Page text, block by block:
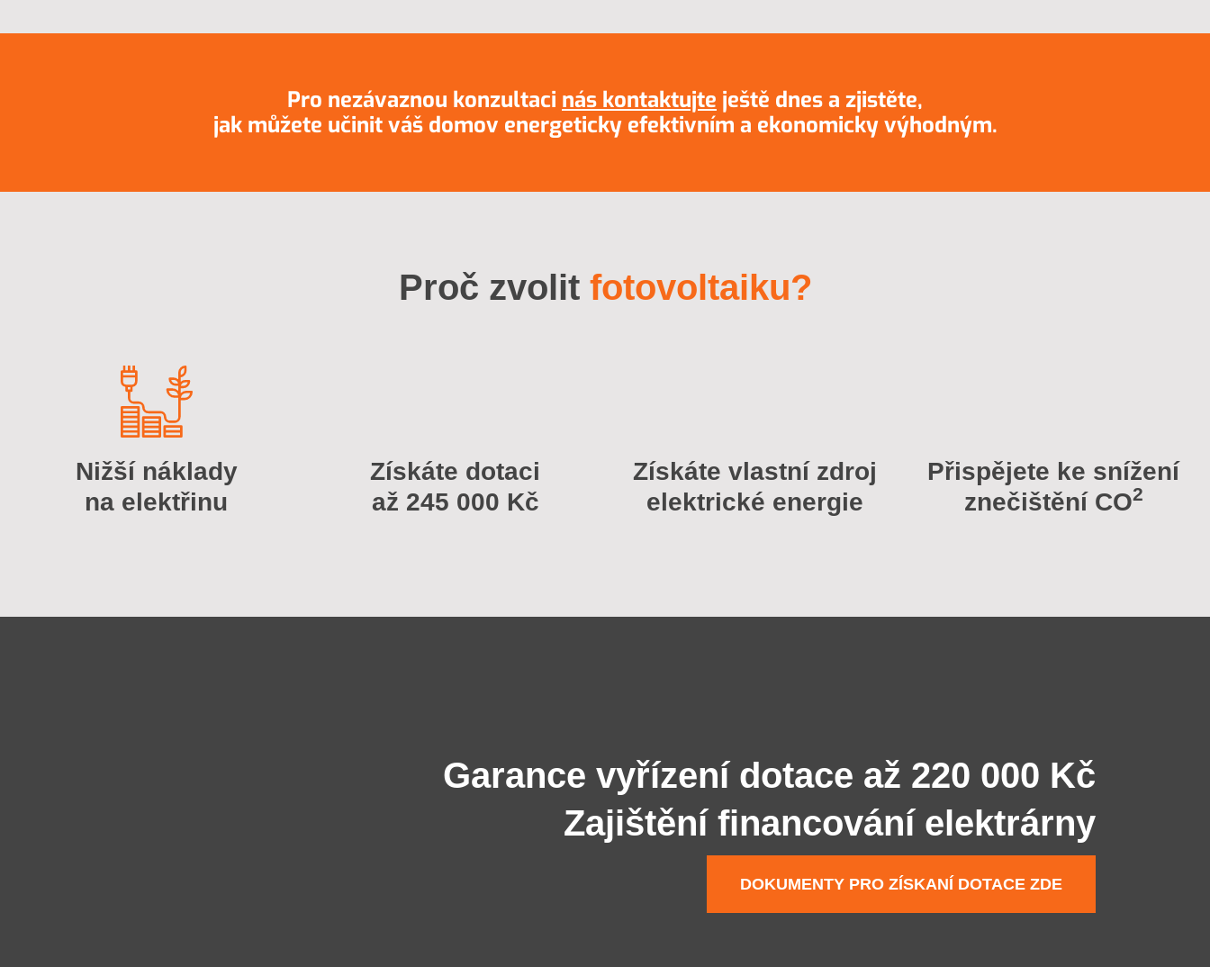
Pro nezávaznou konzultaci nás kontaktujte ještě dnes a zjistěte,
jak můžete učinit váš domov energeticky efektivním a ekonomicky výhodným.
Proč zvolit fotovoltaiku?
Nižší náklady
na elektřinu
Získáte dotaci
až 245 000 Kč
Získáte vlastní zdroj
elektrické energie
Přispějete ke snížení
znečištění CO2
Garance vyřízení dotace až 220 000 Kč
Zajištění financování elektrárny
DOKUMENTY PRO ZÍSKANÍ DOTACE ZDE